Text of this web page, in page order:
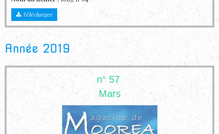
Télécharger
Année 2019
n° 57
Mars